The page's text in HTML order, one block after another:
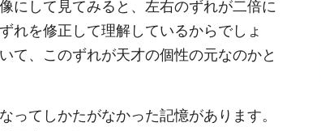
にして見てみると、左右のずれが二倍に
れを修正して理解しているからでしょ
て、このずれが天才の個性の元なのかと
てしかたがなかった記憶があります。